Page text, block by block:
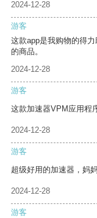
2024-12-28
游客
这款app是我购物的得
的商品。
2024-12-28
游客
这款加速器VPM应用程
2024-12-28
游客
超级好用的加速器，妈
2024-12-28
游客